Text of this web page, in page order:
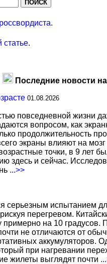
.
статье.
Последние новости
01.08.2026
повседневной жизни
вопросом, как
продолжительность
экраны влияют на
точки, в 9 лет
здесь и сейчас.
...>>
серьезным испытанием
перегревом.
на 10
не отличаются от
аккумуляторов.
при нагревании
жилеты выглядят почти